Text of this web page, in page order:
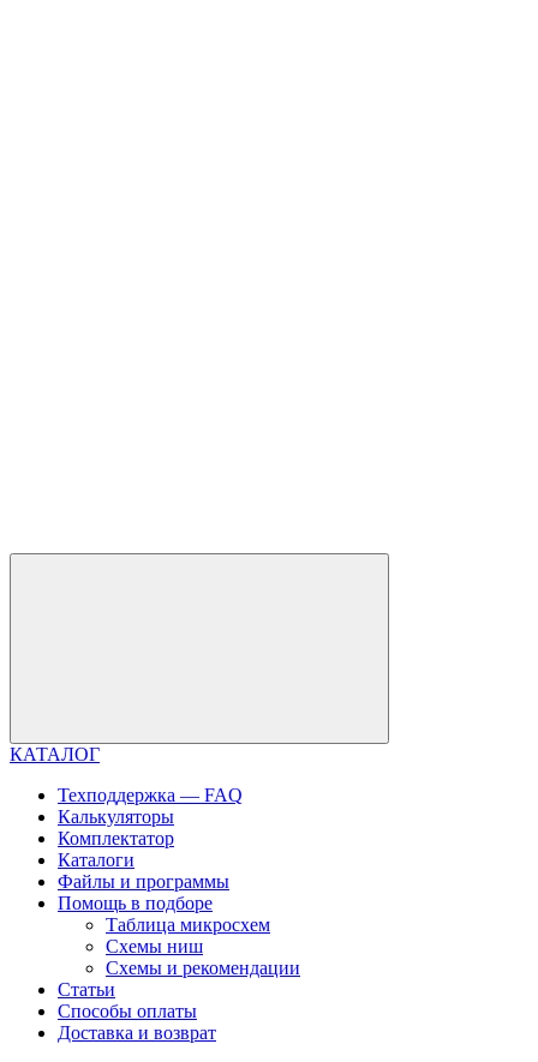
КАТАЛОГ
Техподдержка — FAQ
Калькуляторы
Комплектатор
Каталоги
Файлы и программы
Помощь в подборе
Таблица микросхем
Схемы ниш
Схемы и рекомендации
Статьи
Способы оплаты
Доставка и возврат